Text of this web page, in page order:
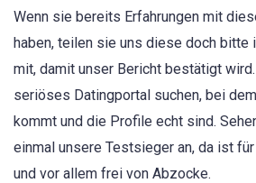
Wenn sie bereits Erfahrungen mit
haben, teilen sie uns diese doch bitte
mit, damit unser Bericht bestätigt
seriöses Datingportal suchen, bei
kommt und die Profile echt sind.
einmal unsere Testsieger an, da ist
und vor allem frei von Abzocke.